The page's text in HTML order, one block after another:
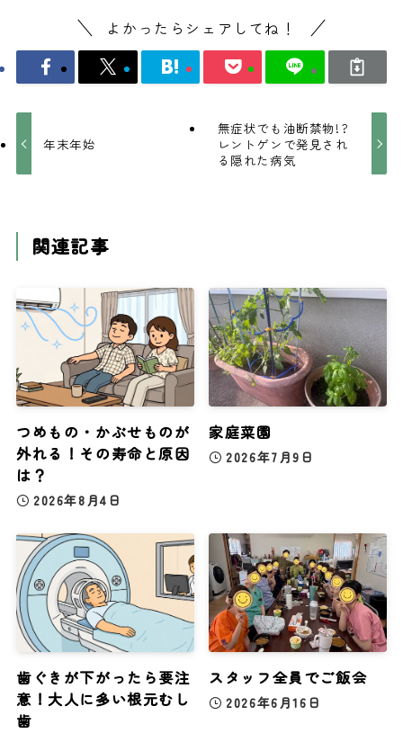
よかったらシェアしてね！
年末年始
無症状でも油断禁物!?
レントゲンで発見され
る隠れた病気
関連記事
つめもの・かぶせものが
外れる！その寿命と原因
は？
2026年8月4日
家庭菜園
2026年7月9日
歯ぐきが下がったら要注
意！大人に多い根元むし
歯
スタッフ全員でご飯会
2026年6月16日